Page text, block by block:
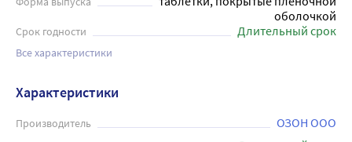
оболочкой
Срок годности Длительный срок
Все характеристики
Характеристики
Производитель ОЗОН ООО